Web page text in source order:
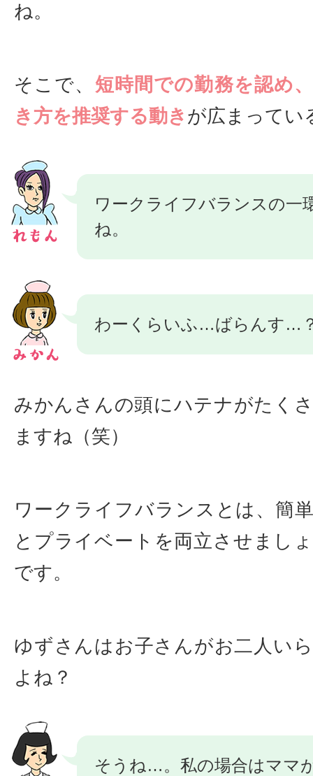
ね。
そこで、 短時間での勤務を認め
き方を推奨する動き が広まってい
ワークライフバランスの一
ね。
わーくらいふ…ばらんす…
みかんさんの頭にハテナがたく
ますね（笑）
ワークライフバランスとは、簡
とプライベートを両立させまし
です。
ゆずさんはお子さんがお二人い
よね？
そうね…。私の場合はママ